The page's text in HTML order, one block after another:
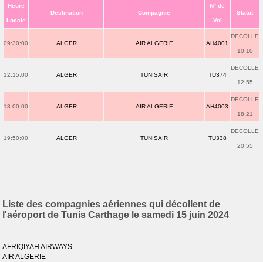
Heure
Locale
Destination Compagnie
N° de
Vol
Statut
09:30:00 ALGER AIR ALGERIE AH4001
DECOLLE
10:10
12:15:00 ALGER TUNISAIR TU374
DECOLLE
12:55
18:00:00 ALGER AIR ALGERIE AH4003
DECOLLE
18:21
19:50:00 ALGER TUNISAIR TU338
DECOLLE
20:55
Liste des compagnies aériennes qui décollent de
l'aéroport de Tunis Carthage le samedi 15 juin 2024
AFRIQIYAH AIRWAYS
AIR ALGERIE